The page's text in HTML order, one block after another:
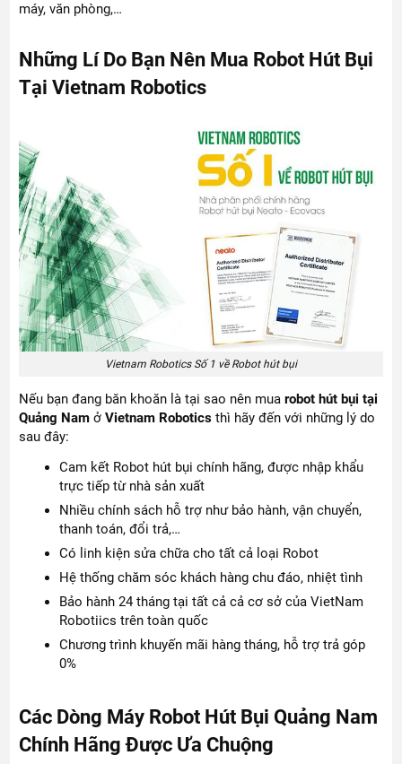
máy, văn phòng,…
Những Lí Do Bạn Nên Mua Robot Hút Bụi
Tại Vietnam Robotics
Vietnam Robotics Số 1 về Robot hút bụi
Nếu bạn đang băn khoăn là tại sao nên muarobot hút bụi tại
Quảng Nam ởVietnam Robotics thì hãy đến với những lý do
sau đây:
Cam kết Robot hút bụi chính hãng, được nhập khẩu
trực tiếp từ nhà sản xuất
Nhiều chính sách hỗ trợ như bảo hành, vận chuyển,
thanh toán, đổi trả,…
Có linh kiện sửa chữa cho tất cả loại Robot
Hệ thống chăm sóc khách hàng chu đáo, nhiệt tình
Bảo hành 24 tháng tại tất cả cả cơ sở của VietNam
Robotiics trên toàn quốc
Chương trình khuyến mãi hàng tháng, hỗ trợ trả góp
0%
Các Dòng Máy Robot Hút Bụi Quảng Nam
Chính Hãng Được Ưa Chuộng